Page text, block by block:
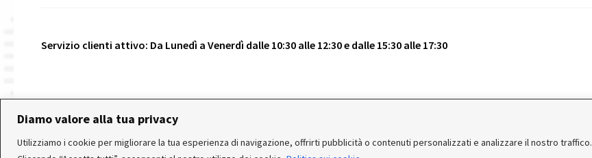
Diamo valore alla tua privacy
Utilizziamo i cookie per migliorare la tua esperienza di navigazione, offrirti pubblicità o contenuti personalizzati e analizzare il nostro traffico.
Servizio clienti attivo: Da Lunedì a Venerdì dalle 10:30 alle 12:30 e dalle 15:30 alle 17:30
© 2026 Realizzato da VeniceShop.it